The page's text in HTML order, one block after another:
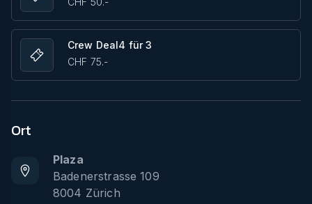
Crew Deal4 für 3
CHF 75.-
Ort
Plaza
Badenerstrasse 109
8004 Zürich